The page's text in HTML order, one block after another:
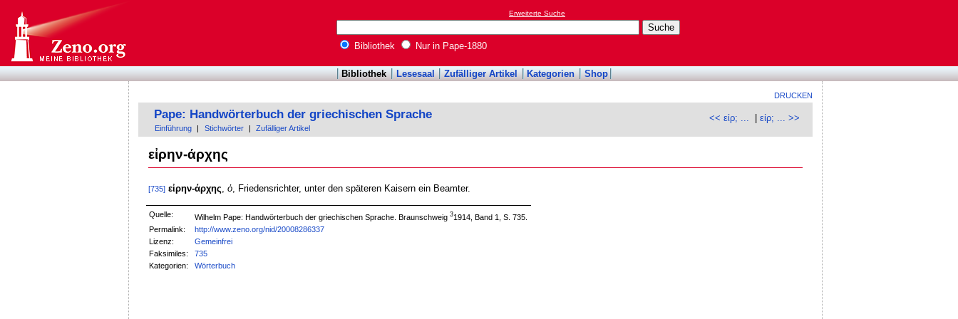
Erweiterte Suche
Bibliothek Nur in Pape-1880
Bibliothek Lesesaal Zufälliger Artikel Kategorien Shop
DRUCKEN
<< εἰρ; ... |εἰρ; ... >>
Pape: Handwörterbuch der griechischen Sprache
Einführung Stichwörter Zufälliger Artikel
εἰρην-άρχης
[735] εἰρην-άρχης ὁ, Friedensrichter, unter den späteren Kaisern ein Beamter.
Quelle: Wilhelm Pape: Handwörterbuch der griechischen Sprache. Braunschweig31914, Band 1, S. 735.
Permalink:
http://www.zeno.org/nid/20008286337
Lizenz:
Gemeinfrei
Faksimiles:
735
Kategorien:
Wörterbuch